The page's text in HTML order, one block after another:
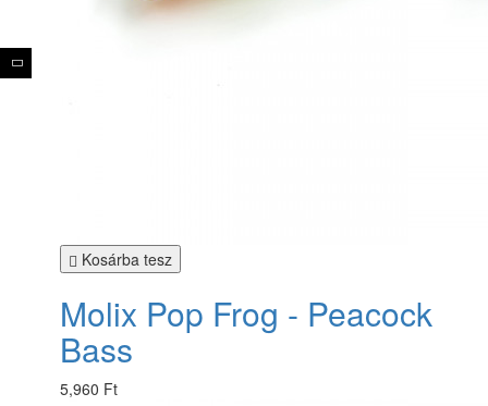
Kosárba tesz
Molix Pop Frog - Peacock
Bass
5,960 Ft